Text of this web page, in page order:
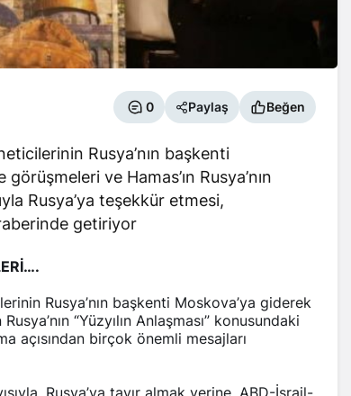
0 Paylaş Beğen
Rusya’nın başkenti
ve Hamas’ın Rusya’nın
Rusya’ya teşekkür etmesi,
getiriyor
Rusya’nın başkenti Moskova’ya giderek
“Yüzyılın Anlaşması” konusundaki
açısından birçok önemli mesajları
Rusya’ya tavır almak yerine, ABD-İsrail-